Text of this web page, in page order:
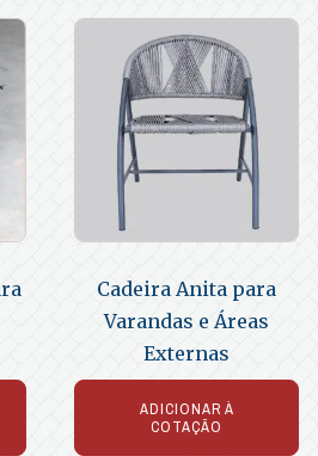
Cadeira Anita para
Varandas e Áreas
Externas
ADICIONAR À
COTAÇÃO